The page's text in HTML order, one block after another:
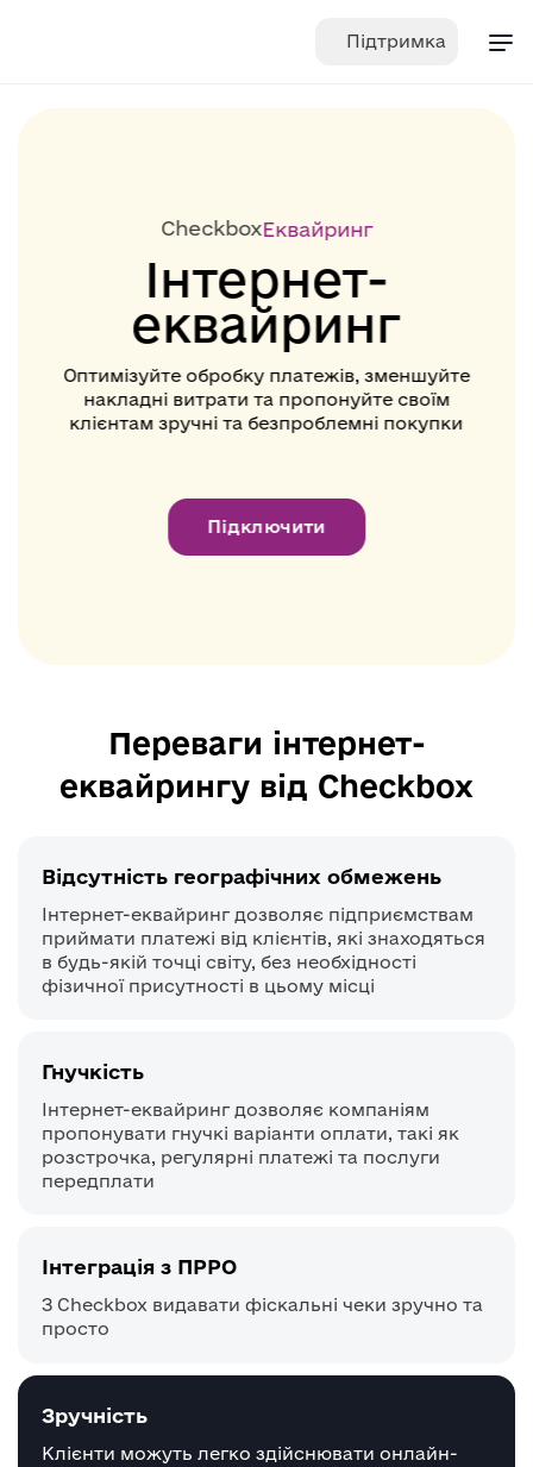
Підтримка
CheckboxЕквайринг
Інтернет-
еквайринг
Оптимізуйте обробку платежів, зменшуйте
накладні витрати та пропонуйте своїм
клієнтам зручні та безпроблемні покупки
Підключити
Переваги інтернет-
еквайрингу від Checkbox
Відсутність географічних обмежень
Інтернет-еквайринг дозволяє підприємствам
приймати платежі від клієнтів, які знаходяться
в будь-якій точці світу, без необхідності
фізичної присутності в цьому місці
Гнучкість
Інтернет-еквайринг дозволяє компаніям
пропонувати гнучкі варіанти оплати, такі як
розстрочка, регулярні платежі та послуги
передплати
Інтеграція з ПРРО
З Checkbox видавати фіскальні чеки зручно та
просто
Зручність
Клієнти можуть легко здійснювати онлайн-